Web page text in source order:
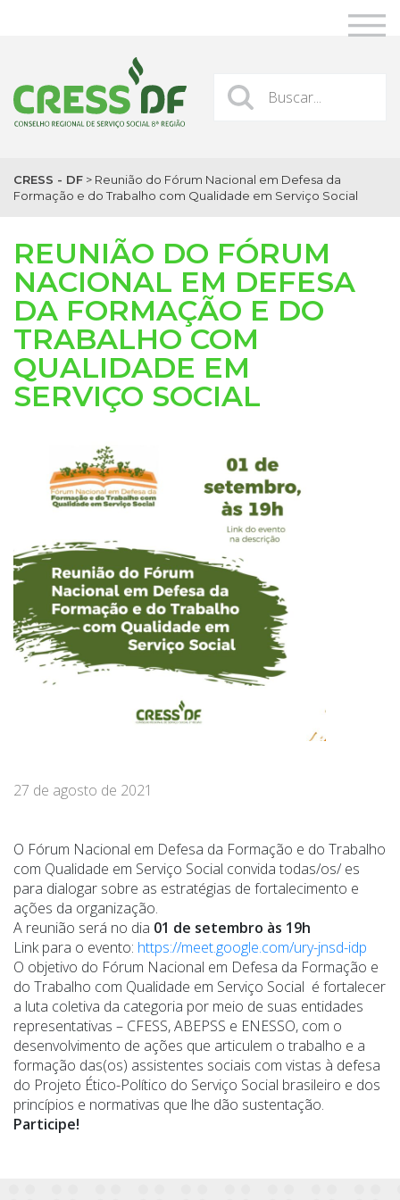
CRESS - DF > Reunião do Fórum Nacional em Defesa da
Formação e do Trabalho com Qualidade em Serviço Social
REUNIÃO DO FÓRUM
NACIONAL EM DEFESA
DA FORMAÇÃO E DO
TRABALHO COM
QUALIDADE EM
SERVIÇO SOCIAL
27 de agosto de 2021
O Fórum Nacional em Defesa da Formação e do Trabalho
com Qualidade em Serviço Social convida todas/os/ es
para dialogar sobre as estratégias de fortalecimento e
ações da organização.
A reunião será no dia 01 de setembro às 19h
Link para o evento: https://meet.google.com/ury-jnsd-idp
O objetivo do Fórum Nacional em Defesa da Formação e
do Trabalho com Qualidade em Serviço Social é fortalecer
a luta coletiva da categoria por meio de suas entidades
representativas – CFESS, ABEPSS e ENESSO, com o
desenvolvimento de ações que articulem o trabalho e a
formação das(os) assistentes sociais com vistas à defesa
do Projeto Ético-Político do Serviço Social brasileiro e dos
princípios e normativas que lhe dão sustentação.
Participe!